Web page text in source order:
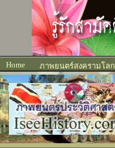
Home ภาพยนตร์สงครามโลก